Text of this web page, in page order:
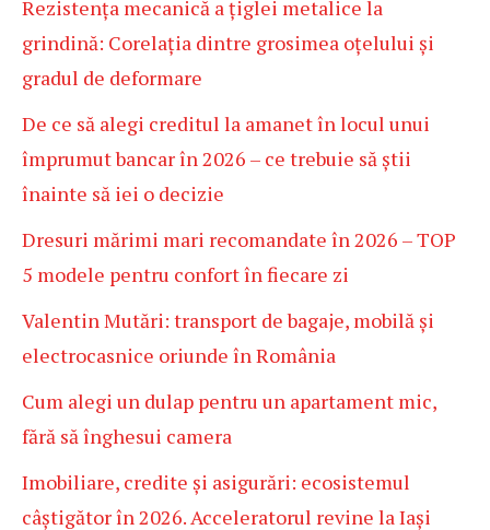
Rezistența mecanică a țiglei metalice la
grindină: Corelația dintre grosimea oțelului și
gradul de deformare
De ce să alegi creditul la amanet în locul unui
împrumut bancar în 2026 – ce trebuie să știi
înainte să iei o decizie
Dresuri mărimi mari recomandate în 2026 – TOP
5 modele pentru confort în fiecare zi
Valentin Mutări: transport de bagaje, mobilă și
electrocasnice oriunde în România
Cum alegi un dulap pentru un apartament mic,
fără să înghesui camera
Imobiliare, credite și asigurări: ecosistemul
câștigător în 2026. Acceleratorul revine la Iași